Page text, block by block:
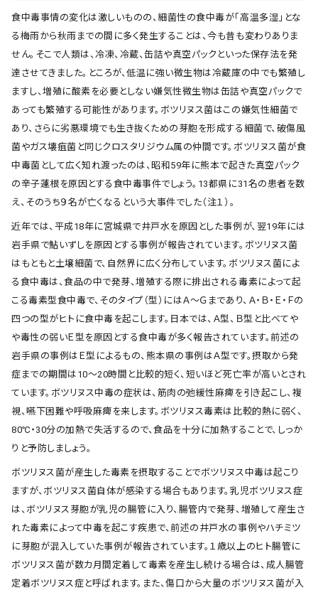
食中毒事情の変化は激しいものの、細菌性の食中毒が「高温多湿」とな
る梅雨から秋雨までの間に多く発生することは、今も昔も変わりありま
せん。そこで人類は、冷凍、冷蔵、缶詰や真空パックといった保存法を発
達させてきました。ところが、低温に強い微生物は冷蔵庫の中でも繁殖し
ますし、増殖に酸素を必要としない嫌気性微生物は缶詰や真空パックで
あっても繁殖する可能性があります。ボツリヌス菌はこの嫌気性細菌で
あり、さらに劣悪環境でも生き抜くための芽胞を形成する細菌で、破傷風
菌やガス壊疽菌と同じクロスタリジウム属の仲間です。ボツリヌス菌が食
中毒菌として広く知れ渡ったのは、昭和59年に熊本で起きた真空パック
の辛子蓮根を原因とする食中毒事件でしょう。13都県に31名の患者を数
え、そのうち９名が亡くなるという大事件でした（注１）。
近年では、平成18年に宮城県で井戸水を原因とした事例が、翌19年には
岩手県で鮎いずしを原因とする事例が報告されています。ボツリヌス菌
はもともと土壌細菌で、自然界に広く分布しています。ボツリヌス菌によ
る食中毒は、食品の中で発芽、増殖する際に排出される毒素によって起
こる毒素型食中毒で、そのタイプ（型）にはＡ〜Ｇまであり、Ａ・Ｂ・Ｅ・Ｆの
四つの型がヒトに食中毒を起こします。日本では、Ａ型、Ｂ型と比べてや
や毒性の弱いＥ型を原因とする食中毒が多く報告されています。前述の
岩手県の事例はＥ型によるもの、熊本県の事例はＡ型です。摂取から発
症までの期間は10〜20時間と比較的短く、短いほど死亡率が高いとされ
ています。ボツリヌス中毒の症状は、筋肉の弛緩性麻痺を引き起こし、複
視、嚥下困難や呼吸麻痺を来します。ボツリヌス毒素は比較的熱に弱く、
80℃・30分の加熱で失活するので、食品を十分に加熱することで、しっか
りと予防しましょう。
ボツリヌス菌が産生した毒素を摂取することでボツリヌス中毒は起こり
ますが、ボツリヌス菌自体が感染する場合もあります。乳児ボツリヌス症
は、ボツリヌス芽胞が乳児の腸管に入り、腸管内で発芽、増殖して産生さ
れた毒素によって中毒を起こす疾患で、前述の井戸水の事例やハチミツ
に芽胞が混入していた事例が報告されています。１歳以上のヒト腸管に
ボツリヌス菌が数カ月間定着して毒素を産生し続ける場合は、成人腸管
定着ボツリヌス症と呼ばれます。また、傷口から大量のボツリヌス菌が入